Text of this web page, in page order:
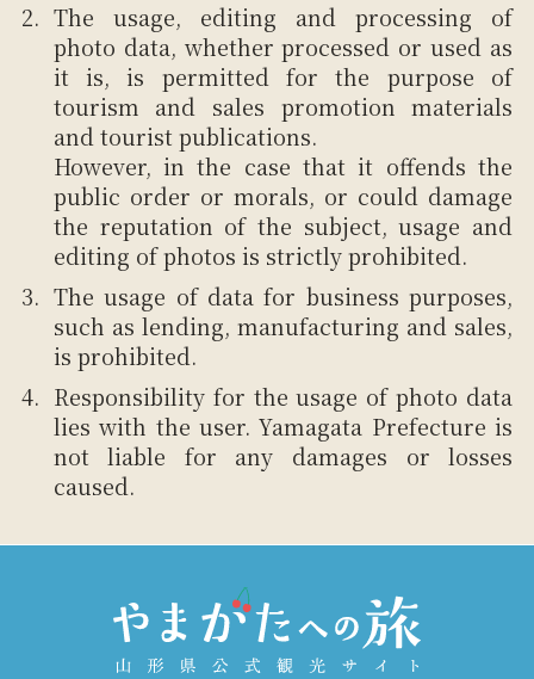
The usage, editing and processing of
photo data, whether processed or used as
it is, is permitted for the purpose of
tourism and sales promotion materials
and tourist publications.
However, in the case that it offends the
public order or morals, or could damage
the reputation of the subject, usage and
editing of photos is strictly prohibited.
The usage of data for business purposes,
such as lending, manufacturing and sales,
is prohibited.
Responsibility for the usage of photo data
lies with the user. Yamagata Prefecture is
not liable for any damages or losses
caused.